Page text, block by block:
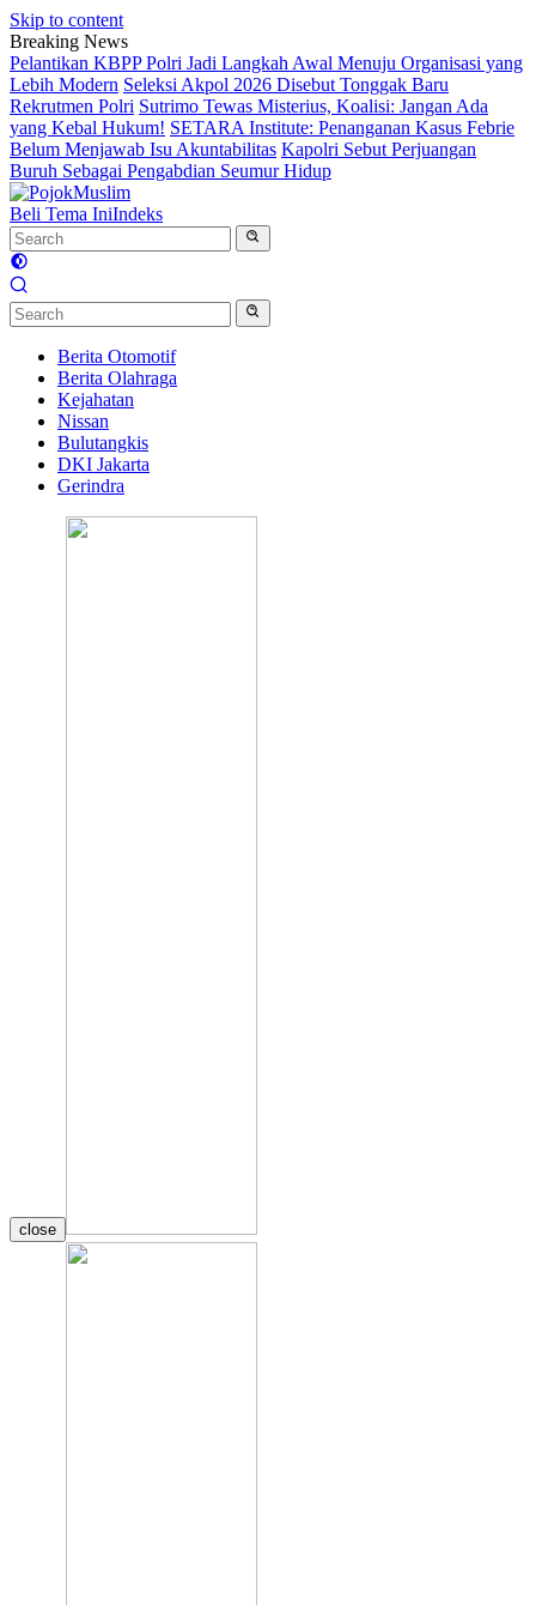
Skip to content
Breaking News
Pelantikan KBPP Polri Jadi Langkah Awal Menuju Organisasi yang
Lebih Modern Seleksi Akpol 2026 Disebut Tonggak Baru
Rekrutmen Polri Sutrimo Tewas Misterius, Koalisi: Jangan Ada
yang Kebal Hukum! SETARA Institute: Penanganan Kasus Febrie
Belum Menjawab Isu Akuntabilitas Kapolri Sebut Perjuangan
Buruh Sebagai Pengabdian Seumur Hidup
Beli Tema IniIndeks
Berita Otomotif
Berita Olahraga
Kejahatan
Nissan
Bulutangkis
DKI Jakarta
Gerindra
close